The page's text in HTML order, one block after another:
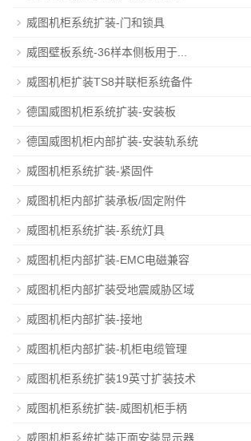
威图机柜系统扩装-门和锁具
威图壁板系统-36样本侧板用于...
威图机柜扩装TS8并联柜系统备件
德国威图机柜系统扩装-安装板
德国威图机柜内部扩装-安装轨系统
威图机柜系统扩装-紧固件
威图机柜内部扩装承板/固定附件
威图机柜系统扩装-系统灯具
威图机柜内部扩装-EMC电磁兼容
威图机柜内部扩装受地震威胁区域
威图机柜内部扩装-接地
威图机柜内部扩装-机柜电缆管理
威图机柜系统扩装19英寸扩装技术
威图机柜系统扩装-威图机柜手柄
威图机柜系统扩装正面安装显示器